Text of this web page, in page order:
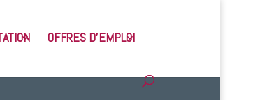
OFFRES D’EMPLOI